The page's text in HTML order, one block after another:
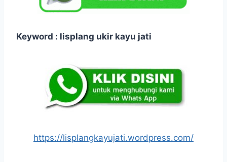
Keyword : lisplang ukir kayu jati
https://lisplangkayujati.wordpress.com/